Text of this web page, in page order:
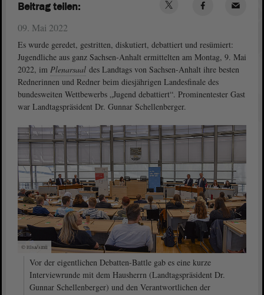
09. Mai 2022
Es wurde geredet, gestritten, diskutiert, debattiert und resümiert:
Jugendliche aus ganz Sachsen-Anhalt ermittelten am Montag, 9. Mai
2022, im Plenarsaal des Landtags von Sachsen-Anhalt ihre besten
Rednerinnen und Redner beim diesjährigen Landesfinale des
bundesweiten Wettbewerbs „Jugend debattiert“. Prominentester Gast
war Landtagspräsident Dr. Gunnar Schellenberger.
© ltlsa/smü
Vor der eigentlichen Debatten-Battle gab es eine kurze
Interviewrunde mit dem Hausherrn (Landtagspräsident Dr.
Gunnar Schellenberger) und den Verantwortlichen der
Beitrag teilen: